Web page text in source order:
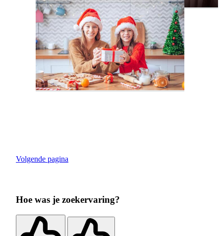
Volgende pagina
Hoe was je zoekervaring?